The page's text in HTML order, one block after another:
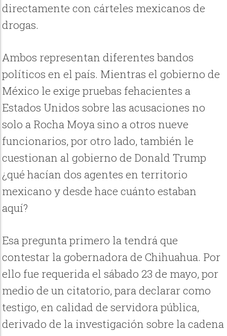
directamente con cárteles mexicanos de
drogas.
Ambos representan diferentes bandos
políticos en el país. Mientras el gobierno de
México le exige pruebas fehacientes a
Estados Unidos sobre las acusaciones no
solo a Rocha Moya sino a otros nueve
funcionarios, por otro lado, también le
cuestionan al gobierno de Donald Trump
¿qué hacían dos agentes en territorio
mexicano y desde hace cuánto estaban
aquí?
Esa pregunta primero la tendrá que
contestar la gobernadora de Chihuahua. Por
ello fue requerida el sábado 23 de mayo, por
medio de un citatorio, para declarar como
testigo, en calidad de servidora pública,
derivado de la investigación sobre la cadena